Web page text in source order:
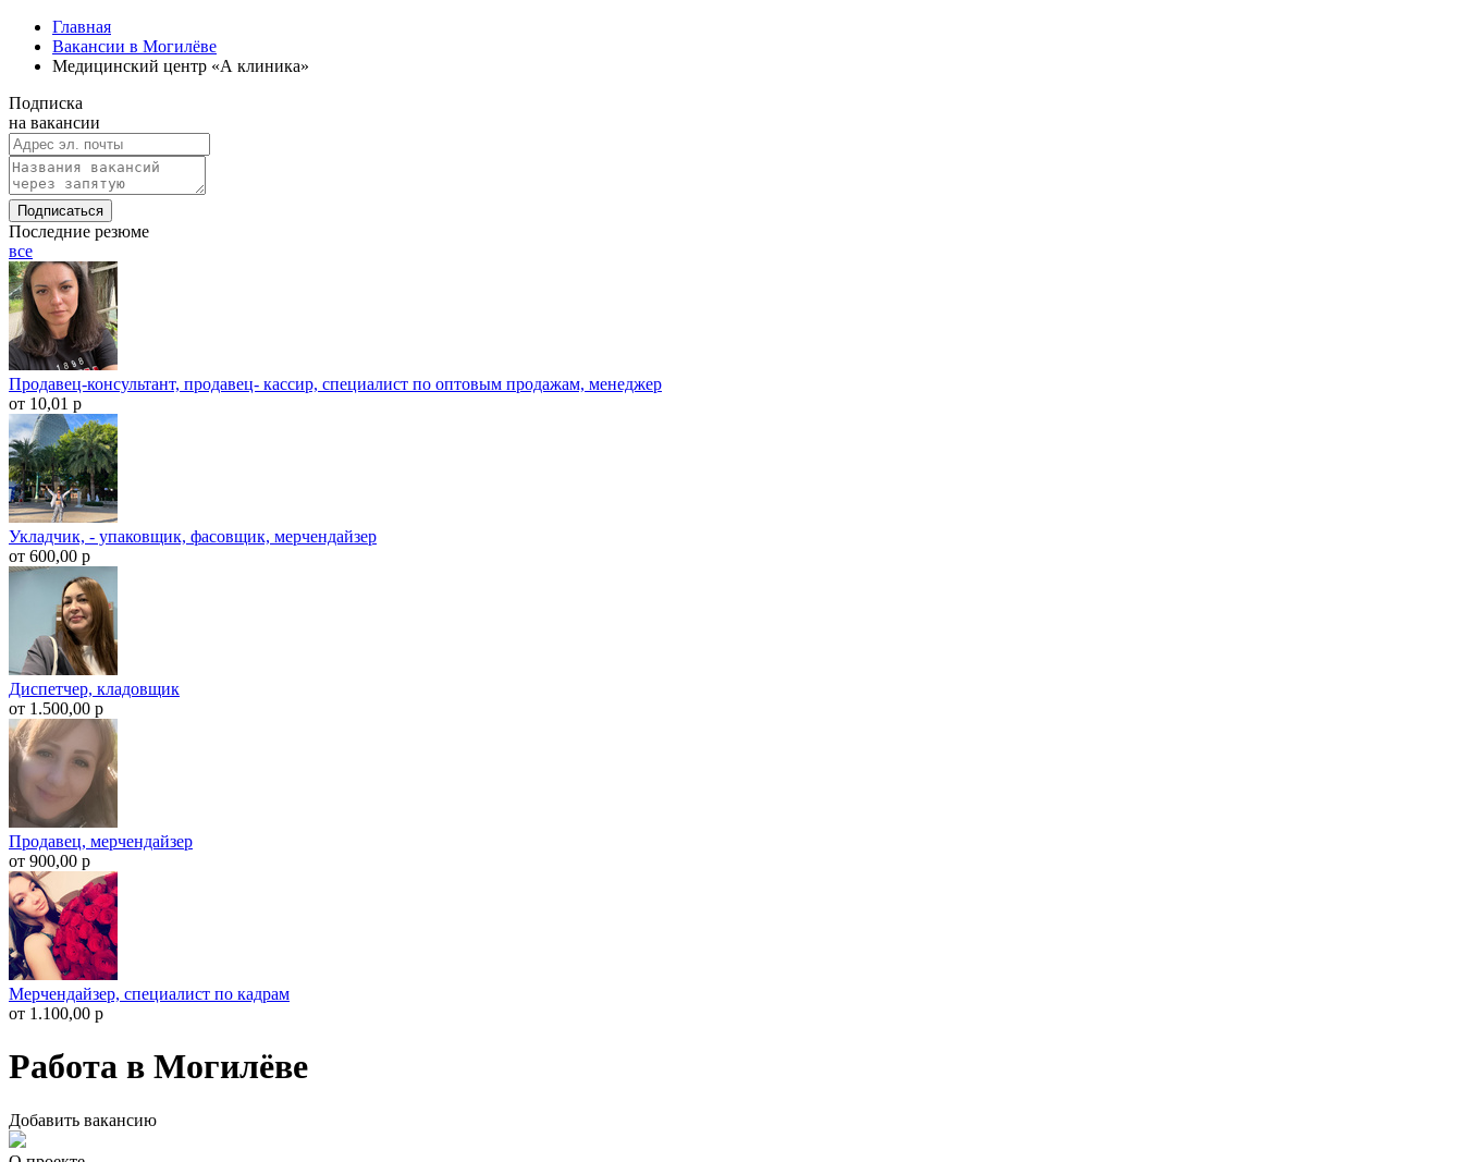
Главная
Вакансии в Могилёве
Медицинский центр «А клиника»
Подписка
на вакансии
Подписаться
Последние резюме
все
Продавец-консультант, продавец- кассир, специалист по оптовым продажам, менеджер
от 10,01 р
Укладчик, - упаковщик, фасовщик, мерчендайзер
от 600,00 р
Диспетчер, кладовщик
от 1.500,00 р
Продавец, мерчендайзер
от 900,00 р
Мерчендайзер, специалист по кадрам
от 1.100,00 р
Работа в Могилёве
Добавить вакансию